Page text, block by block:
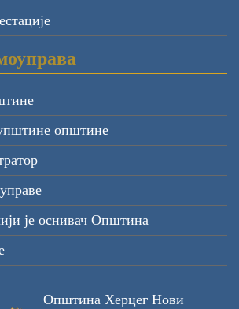
општине
је оснивач Општина
Општина Херцег Нови